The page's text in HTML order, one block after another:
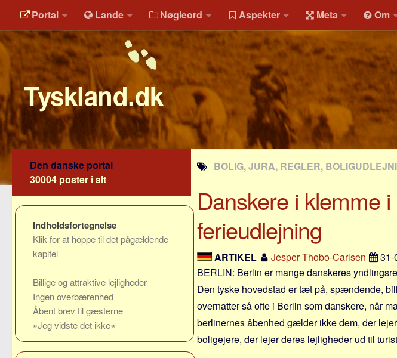
Portal Lande Nøgleord Aspekter Meta Om
Tyskland.dk
BOLIG, JURA, REGLER,
Danskere i klemme
ferieudlejning
ARTIKEL Jesper Thobo-Carlsen 31-
BERLIN: Berlin er mange danskeres
Den tyske hovedstad er tæt på, spændende,
overnatter så ofte i Berlin som danskere, når
berlinernes åbenhed gælder ikke dem, der
boligejere, der lejer deres lejligheder ud til
Den danske portal
30004 poster i alt
Indholdsfortegnelse
Klik for at hoppe til det pågældende
kapitel
Billige og attraktive lejligheder
Ingen overbærenhed
Åbent brev til gæsterne
»Jeg vidste det ikke«